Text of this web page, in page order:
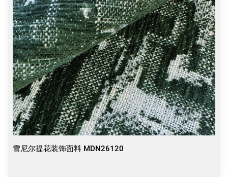
雪尼尔提花装饰面料 MDN26120